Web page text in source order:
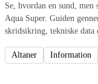
Se, hvordan en sund,
Aqua Super. Guiden
skridsikring, tekniske data
Altaner Information